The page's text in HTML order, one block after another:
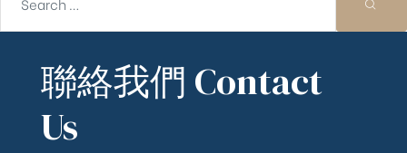
聯絡我們 Contact
Us